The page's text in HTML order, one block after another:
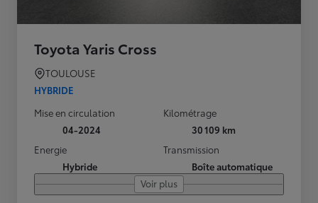
Toyota Yaris Cross
TOULOUSE
HYBRIDE
Mise en circulation
04-2024
Kilométrage
30 109 km
Energie
Hybride
Transmission
Boîte automatique
Voir plus